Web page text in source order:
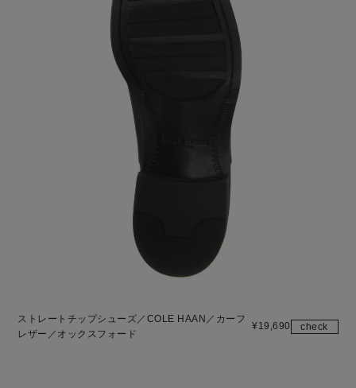
ストレートチップシューズ／COLE HAAN／カーフ
レザー／オックスフォード
¥19,690 check